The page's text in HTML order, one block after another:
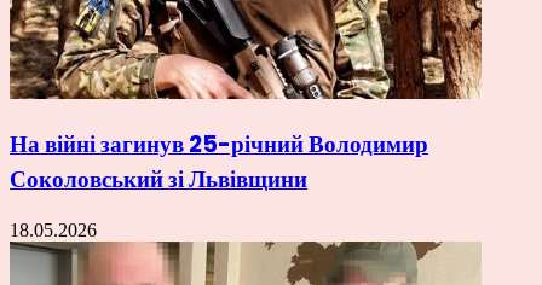
На війні загинув 25-річний Володимир
Соколовський зі Львівщини
18.05.2026